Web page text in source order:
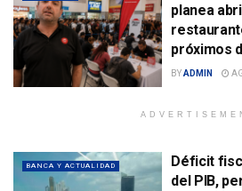
planea
próximos
BYADMIN
BANCA Y ACTUALIDAD
Déficit
del PIB,